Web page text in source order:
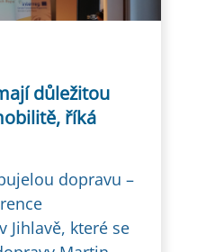
důležitou
říká
dopravu –
Jihlavě, které se